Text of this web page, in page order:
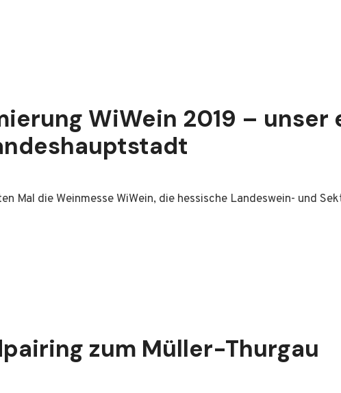
WiWein 2019 – unser
Mal die Weinmesse WiWein, die hessische Landeswein- und
zum Müller-Thurgau